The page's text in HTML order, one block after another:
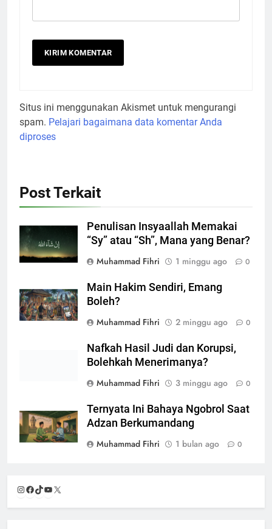
Situs ini menggunakan Akismet untuk mengurangi
spam. Pelajari bagaimana data komentar Anda
diproses
Post Terkait
Penulisan Insyaallah Memakai
“Sy” atau “Sh”, Mana yang Benar?
Muhammad Fihri
1 minggu ago 0
Main Hakim Sendiri, Emang
Boleh?
Muhammad Fihri
2 minggu ago 0
Nafkah Hasil Judi dan Korupsi,
Bolehkah Menerimanya?
Muhammad Fihri
3 minggu ago 0
Ternyata Ini Bahaya Ngobrol Saat
Adzan Berkumandang
Muhammad Fihri
1 bulan ago 0
Instagram
Facebook
TikTok
YouTube